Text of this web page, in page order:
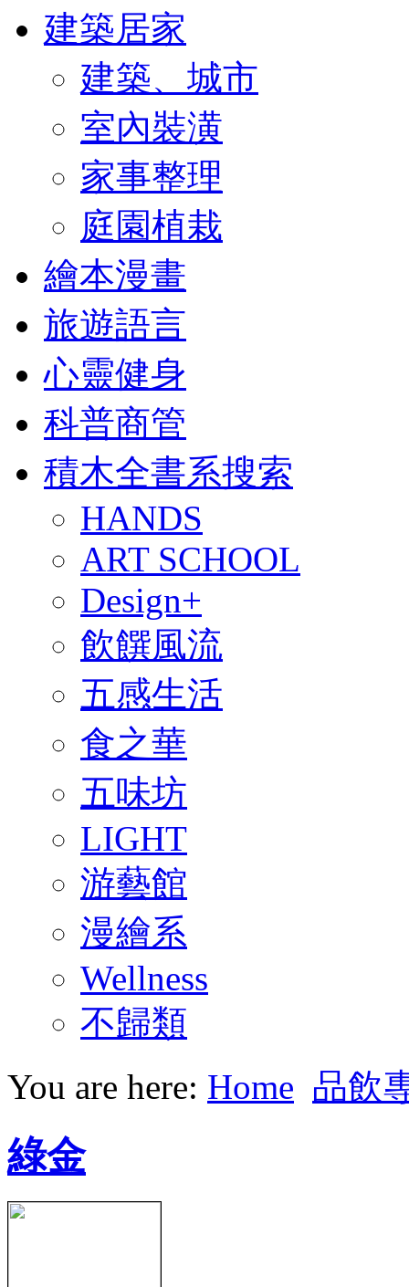
建築居家
建築、城市
室內裝潢
家事整理
庭園植栽
繪本漫畫
旅遊語言
心靈健身
科普商管
積木全書系搜索
HANDS
ART SCHOOL
Design+
飲饌風流
五感生活
食之華
五味坊
LIGHT
游藝館
漫繪系
Wellness
不歸類
You are here: Home 品飲
綠金